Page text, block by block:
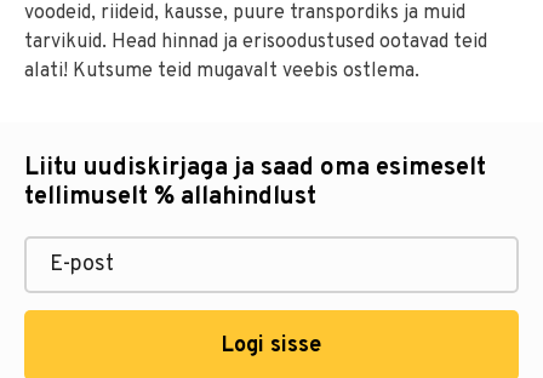
voodeid, riideid, kausse, puure transpordiks ja muid
tarvikuid. Head hinnad ja erisoodustused ootavad teid
alati! Kutsume teid mugavalt veebis ostlema.
Liitu uudiskirjaga ja saad oma esimeselt
tellimuselt % allahindlust
Logi sisse